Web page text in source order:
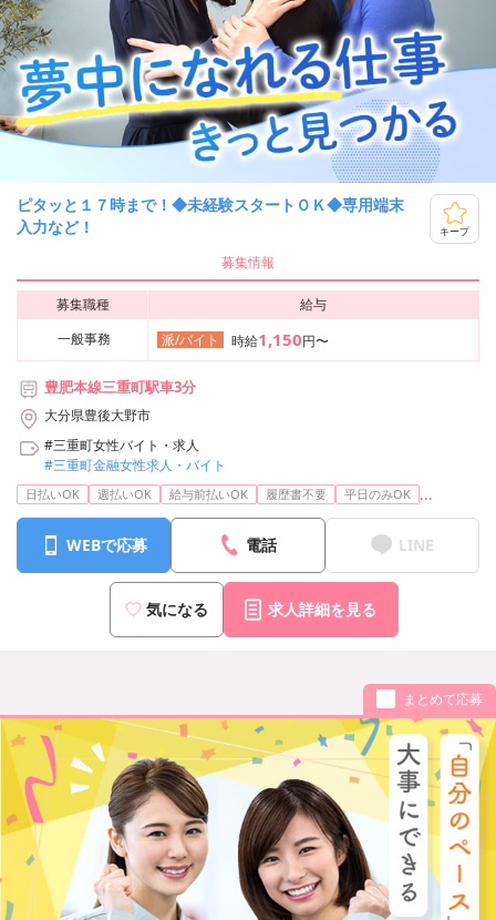
ピタッと１７時まで！◆未経験スタートＯＫ◆専用端末
入力など！
キープ
募集情報
募集職種
給与
一般事務
派/バイト 時給1,150円〜
豊肥本線三重町駅車3分
大分県豊後大野市
#三重町女性バイト・求人
#三重町金融女性求人・バイト
日払いOK 週払いOK 給与前払いOK 履歴書不要 平日のみOK ...
WEBで応募 電話 LINE
気になる 求人詳細を見る
まとめて応募